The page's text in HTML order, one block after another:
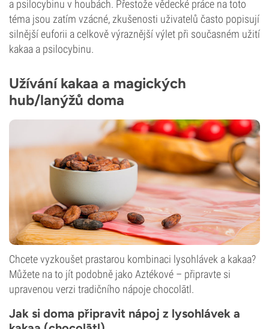
a psilocybinu v houbách. Přestože vědecké práce na toto
téma jsou zatím vzácné, zkušenosti uživatelů často popisují
silnější euforii a celkově výraznější výlet při současném užití
kakaa a psilocybinu.
Užívání kakaa a magických
hub/lanýžů doma
Chcete vyzkoušet prastarou kombinaci lysohlávek a kakaa?
Můžete na to jít podobně jako Aztékové – připravte si
upravenou verzi tradičního nápoje chocolātl.
Jak si doma připravit nápoj z lysohlávek a